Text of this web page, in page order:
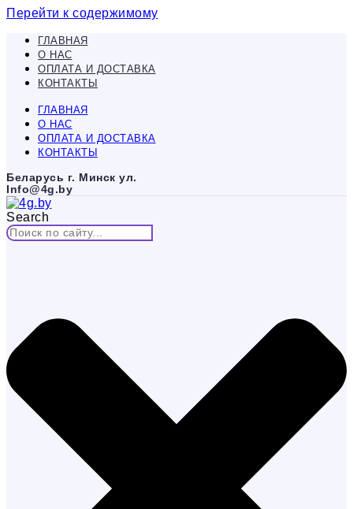
Перейти к содержимому
ГЛАВНАЯ
О НАС
ОПЛАТА И ДОСТАВКА
КОНТАКТЫ
ГЛАВНАЯ
О НАС
ОПЛАТА И ДОСТАВКА
КОНТАКТЫ
Беларусь г. Минск ул.
Info@4g.by
Search